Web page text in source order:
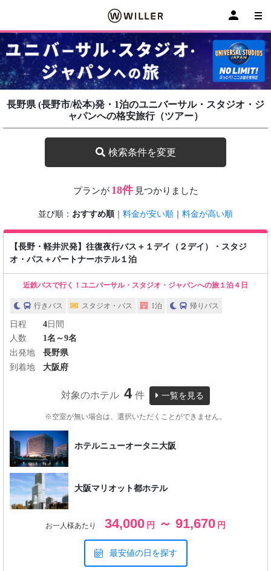
長野県 (長野市/松本)発・1泊のユニバーサル・スタジオ・ジ
ャパンへの格安旅行（ツアー）
検索条件を変更
プランが 18件 見つかりました
並び順： おすすめ順｜ 料金が安い順 ｜ 料金が高い順
【長野・軽井沢発】往復夜行バス＋１デイ（２デイ）・スタジ
オ・パス＋パートナーホテル１泊
近鉄バスで行く！ユニバーサル・スタジオ・ジャパンへの旅１泊４日
行きバス スタジオ・パス 1泊 帰りバス
日程 4日間
人数
1名～9名
出発地
長野県
到着地
大阪府
対象のホテル 4 件 一覧を見る
※空室が無い場合は、選択いただくことができません。
ホテルニューオータニ大阪
大阪マリオット都ホテル
お一人様あたり 34,000 円 ～ 91,670 円
最安値の日を探す